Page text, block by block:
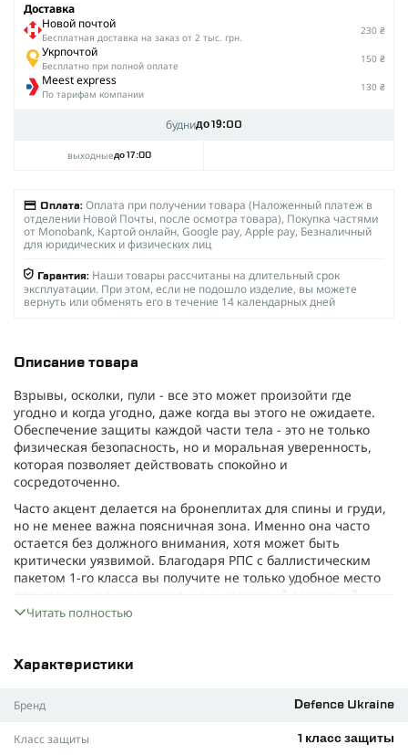
Доставка
Новой почтой
Беcплатная доставка на заказ от 2 тыс. грн.
230 ₴
Укрпочтой
Бесплатно при полной оплате
150 ₴
Meest express
По тарифам компании
130 ₴
буднидо 19:00
выходныедо 17:00
Оплата: Оплата при получении товара (Наложенный платеж в
отделении Новой Почты, после осмотра товара), Покупка частями
от Monobank, Картой онлайн, Google pay, Apple pay, Безналичный
для юридических и физических лиц
Гарантия: Наши товары рассчитаны на длительный срок
эксплуатации. При этом, если не подошло изделие, вы можете
вернуть или обменять его в течение 14 календарных дней
Описание товара
Взрывы, осколки, пули - все это может произойти где
угодно и когда угодно, даже когда вы этого не ожидаете.
Обеспечение защиты каждой части тела - это не только
физическая безопасность, но и моральная уверенность,
которая позволяет действовать спокойно и
сосредоточенно.
Часто акцент делается на бронеплитах для спины и груди,
но не менее важна поясничная зона. Именно она часто
остается без должного внимания, хотя может быть
критически уязвимой. Благодаря РПС с баллистическим
пакетом 1-го класса вы получите не только удобное место
для хранения снаряжения, но и надежный защитный
барьер для поясницы, боков и живота.
выполняет роль «подушки безопасности», которая, хотя и
компактная, может стать вашим спасительным элементом
На поле боя осколки являются основной причиной
ранений, и именно мягкая баллистика способна
Читать полностью
Характеристики
Бренд Defence Ukraine
Класс защиты 1 класс защиты